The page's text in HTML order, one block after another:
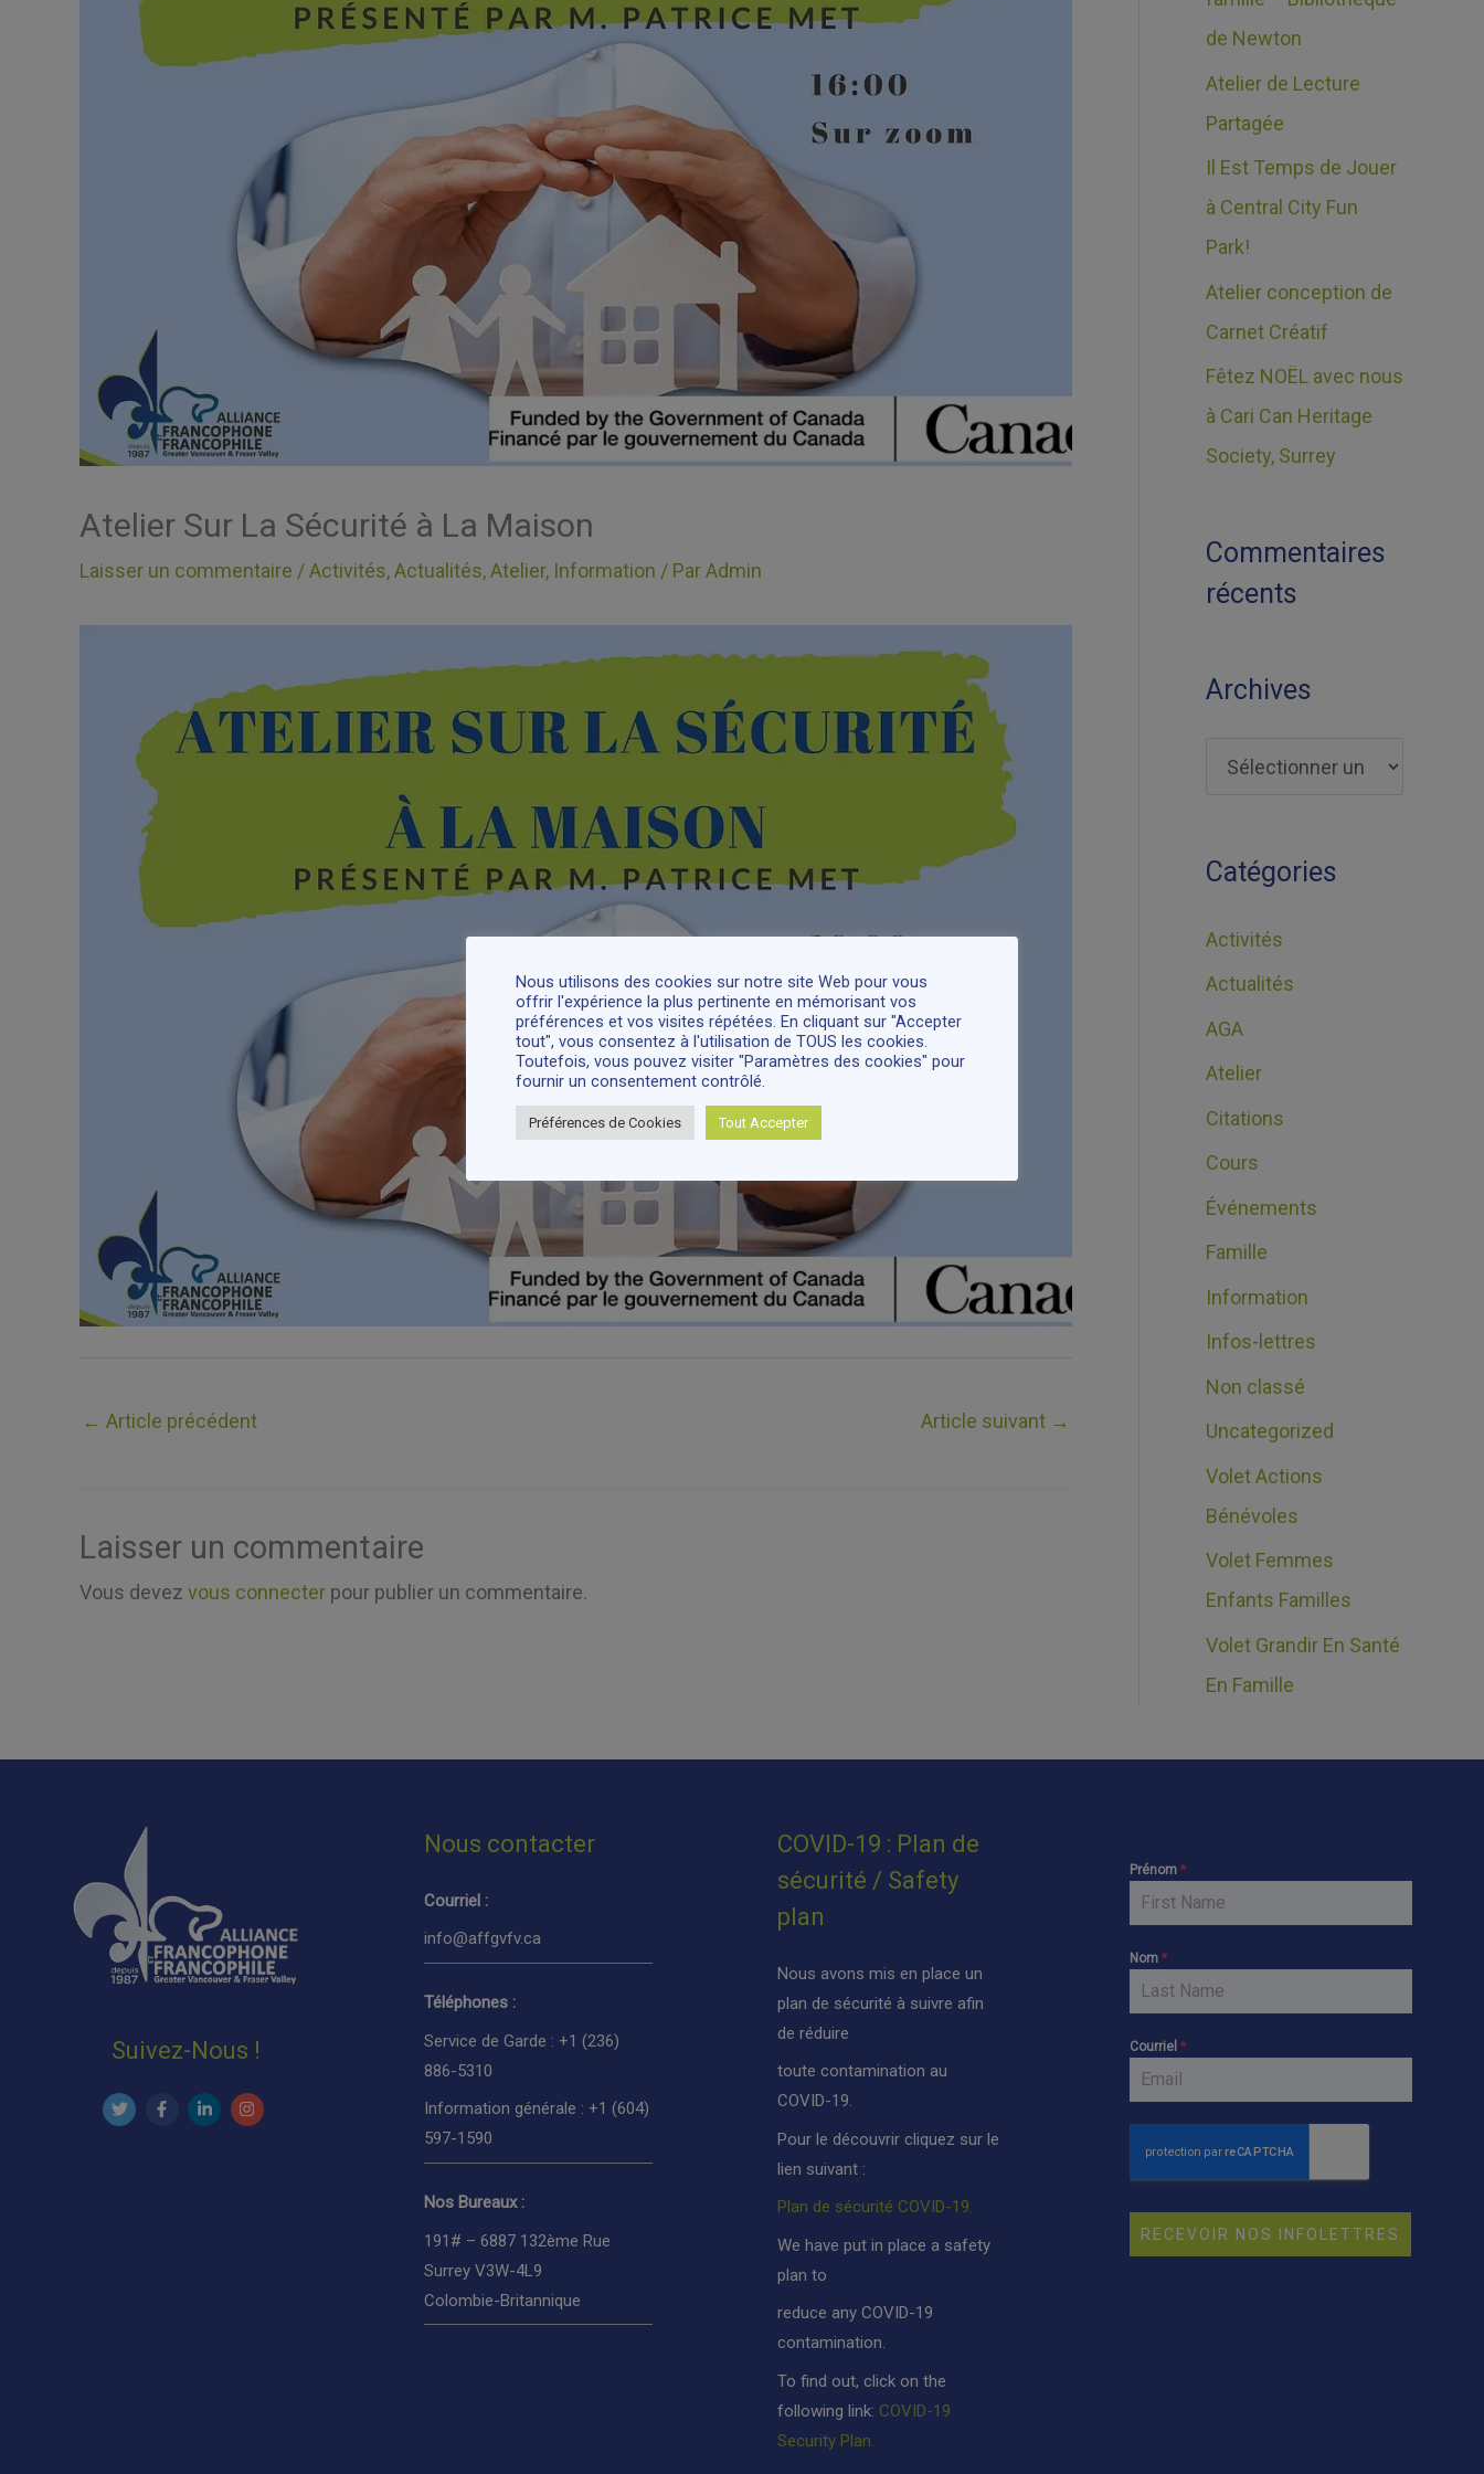
Atelier Sur La Sécurité à La Maison
Laisser un commentaire /Activités,Actualités,Atelier, Information / ParAdmin
← Article précédent Article suivant →
Laisser un commentaire
Vous devez vous connecter pour publier un commentaire.
c
h
e
de Newton
Atelier de Lecture
Partagée
Il Est Temps de Jouer
à Central City Fun
Park!
Atelier conception de
Carnet Créatif
Fêtez NOËL avec nous
à Cari Can Heritage
Society, Surrey
Commentaires
récents
Archives
Catégories
Activités
Actualités
AGA
Atelier
Citations
Cours
Événements
Famille
Information
Infos-lettres
Non classé
Uncategorized
Volet Actions
Bénévoles
Volet Femmes
Enfants Familles
Volet Grandir En Santé
En Famille
Suivez-Nous !
Nous contacter
Courriel :
info@affgvfv.ca
Téléphones :
Service de Garde : +1 (236)
886-5310
Information générale : +1 (604)
597-1590
Nos Bureaux :
191# – 6887 132ème Rue
Surrey V3W-4L9
Colombie-Britannique
COVID-19 : Plan de
sécurité / Safety
plan
Nous avons mis en place un
plan de sécurité à suivre afin
de réduire
toute contamination au
COVID-19.
Pour le découvrir cliquez sur le
lien suivant :
Plan de sécurité COVID-19.
We have put in place a safety
plan to
reduce any COVID-19
contamination.
To find out, click on the
following link: COVID-19
Security Plan.
Prénom *
Nom *
Courriel *
RECEVOIR NOS INFOLETTRES
Nous utilisons des cookies sur notre site Web pour vous
offrir l'expérience la plus pertinente en mémorisant vos
préférences et vos visites répétées. En cliquant sur "Accepter
tout", vous consentez à l'utilisation de TOUS les cookies.
Toutefois, vous pouvez visiter "Paramètres des cookies" pour
fournir un consentement contrôlé.
Préférences de Cookies Tout Accepter